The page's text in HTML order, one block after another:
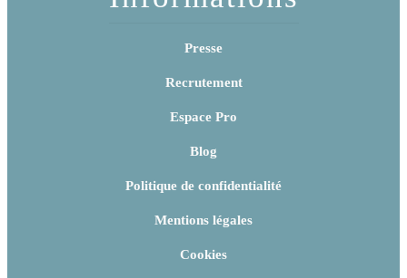
Presse
Recrutement
Espace Pro
Blog
Politique de confidentialité
Mentions légales
Cookies